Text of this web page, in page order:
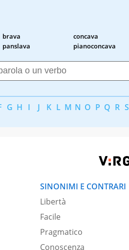
brava concava
panslava pianoconcava
G H I J K L M N O P Q R S
SINONIMI E CONTRARI
Libertà
Facile
Pragmatico
Conoscenza